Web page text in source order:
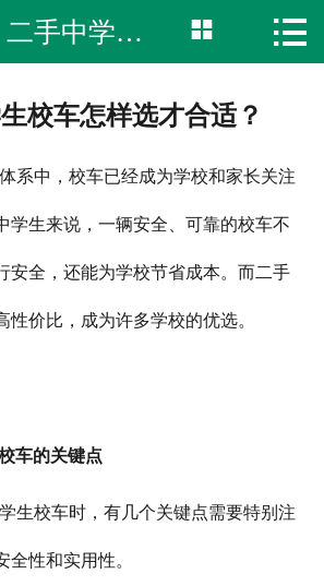
网站首页
二手中学生校车怎样选才合适？  
校车怎样选才合适？
系中，校车已经成为学校和家长关注
学生来说，一辆安全、可靠的校车不
安全，还能为学校节省成本。而二手
性价比，成为许多学校的优选。
车的关键点
生校车时，有几个关键点需要特别注
性和实用性。